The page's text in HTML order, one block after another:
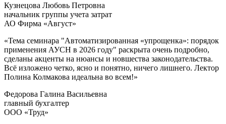
Кузнецова Любовь Петровна
начальник группы учета затрат
АО Фирма «Август»
«Тема семинара "Автоматизированная «упрощенка»: порядок
применения АУСН в 2026 году" раскрыта очень подробно,
сделаны акценты на нюансы и новшества законодательства.
Всё изложено четко, ясно и понятно, ничего лишнего. Лектор
Полина Колмакова идеальна во всем!»
Федорова Галина Васильевна
главный бухгалтер
ООО «Труд»